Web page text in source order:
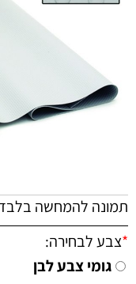
תמונה להמחשה
*צבע לבחירה:
גומי צבע לבן